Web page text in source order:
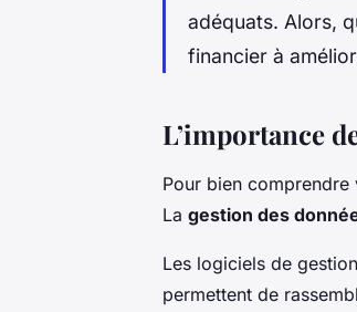
adéquats. Alors,
financier à
L’importance
Pour bien comprendre
La gestion des
Les logiciels de
permettent de